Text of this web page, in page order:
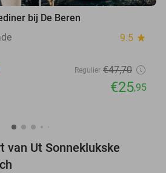
bij De Beren
9.5 star
Regulier €47,70
€25,95
van Ut Sonneklukske